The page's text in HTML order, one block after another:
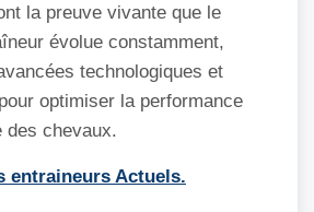
la preuve vivante que le
évolue constamment,
technologiques et
optimiser la performance
des chevaux.
entraineurs Actuels.